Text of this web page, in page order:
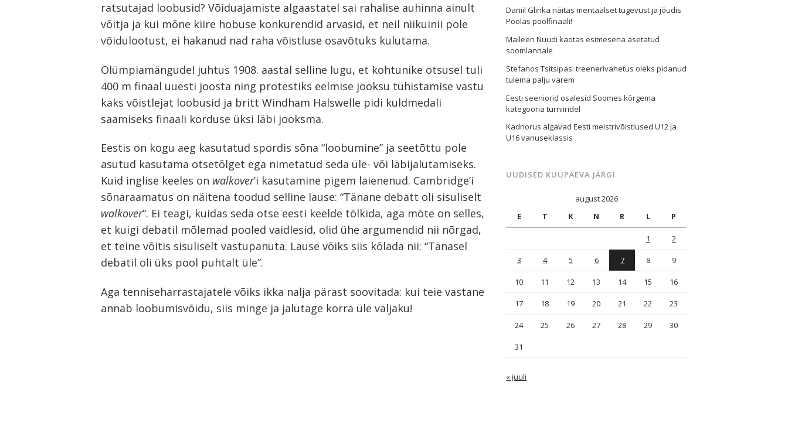
ratsutajad loobusid? Võiduajamiste algaastatel sai rahalise auhinna ainult
võitja ja kui mõne kiire hobuse konkurendid arvasid, et neil niikuinii pole
võidulootust, ei hakanud nad raha võistluse osavõtuks kulutama.
Olümpiamängudel juhtus 1908. aastal selline lugu, et kohtunike otsusel tuli
400 m finaal uuesti joosta ning protestiks eelmise jooksu tühistamise vastu
kaks võistlejat loobusid ja britt Windham Halswelle pidi kuldmedali
saamiseks finaali korduse üksi läbi jooksma.
Eestis on kogu aeg kasutatud spordis sõna “loobumine” ja seetõttu pole
asutud kasutama otsetõlget ega nimetatud seda üle- või läbijalutamiseks.
Kuid inglise keeles on walkover’i kasutamine pigem laienenud. Cambridge’i
sõnaraamatus on näitena toodud selline lause: “Tänane debatt oli sisuliselt
walkover“. Ei teagi, kuidas seda otse eesti keelde tõlkida, aga mõte on selles,
et kuigi debatil mõlemad pooled vaidlesid, olid ühe argumendid nii nõrgad,
et teine võitis sisuliselt vastupanuta. Lause võiks siis kõlada nii: “Tänasel
debatil oli üks pool puhtalt üle”.
Aga tenniseharrastajatele võiks ikka nalja pärast soovitada: kui teie vastane
annab loobumisvõidu, siis minge ja jalutage korra üle väljaku!
Daniil Glinka näitas mentaalset tugevust ja jõudis
Poolas poolfinaali!
Maileen Nuudi kaotas esimesena asetatud
soomlannale
Stefanos Tsitsipas: treenerivahetus oleks pidanud
tulema palju varem
Eesti seeniorid osalesid Soomes kõrgema
kategooria turniiridel
Kadriorus algavad Eesti meistrivõistlused U12 ja
U16 vanuseklassis
UUDISED KUUPÄEVA JÄRGI
august 2026
E
T K N R L P
1 2
3 4 5 6 7 8 9
10 11 12 13 14 15 16
17 18 19 20 21 22 23
24 25 26 27 28 29 30
31
« juuli